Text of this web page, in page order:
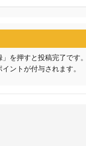
を押すと投稿完了です。
ントが付与されます。